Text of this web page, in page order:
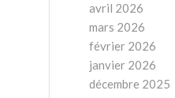
avril 2026
mars 2026
février 2026
janvier 2026
décembre 2025